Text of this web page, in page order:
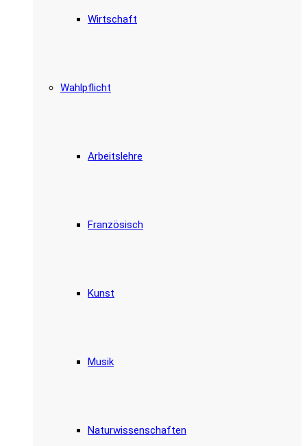
Wirtschaft
Wahlpflicht
Arbeitslehre
Französisch
Kunst
Musik
Naturwissenschaften